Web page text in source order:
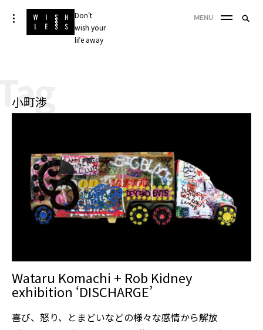
Skip
to
Don't
wish your
life away
toggle
open/close
sidebar
MENU
小町渉
Wataru Komachi + Rob Kidney
exhibition ‘DISCHARGE’
喜び、怒り、とまどいなどの様々な感情から解放